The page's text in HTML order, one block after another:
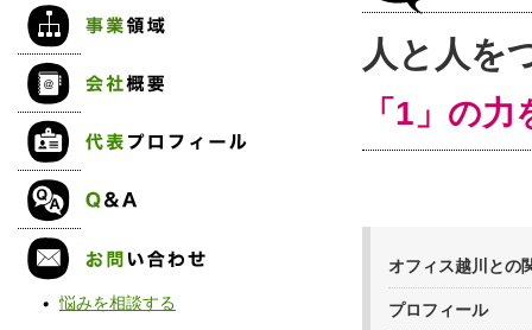
人と人を
「1」の
オフィス越川との
プロフィール
悩みを相談する